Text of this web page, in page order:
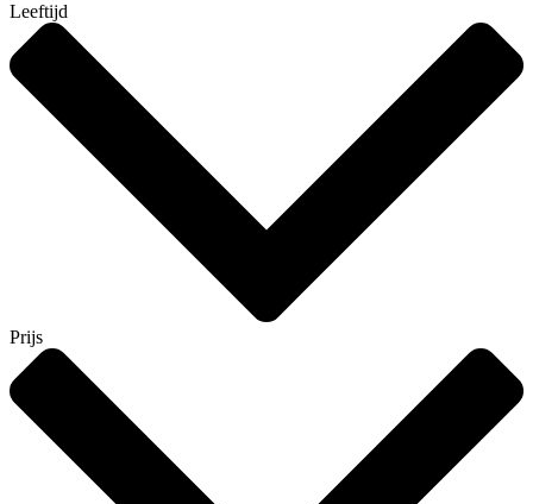
Leeftijd
Prijs